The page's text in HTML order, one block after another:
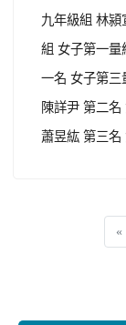
九年級組 林
組 女子第一
一名 女子第
陳詳尹 第二
蕭昱紘 第三名
«